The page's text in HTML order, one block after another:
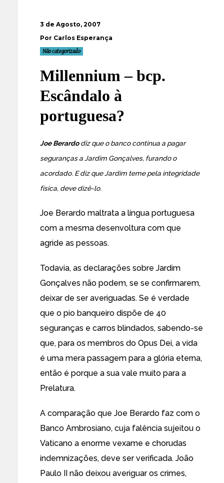
3 de Agosto, 2007
Por Carlos Esperança
Não categorizado
Millennium – bcp.
Escândalo à
portuguesa?
Joe Berardodiz que obancocontinua a pagar
seguranças a Jardim Gonçalves, furando o
acordado. E diz que Jardim teme pela integridade
física, deve dizê-lo.
Joe Berardo maltrata a língua portuguesa
com a mesma desenvoltura com que
agride as pessoas.
Todavia, as declarações sobre Jardim
Gonçalves não podem, se se confirmarem,
deixar de ser averiguadas. Se é verdade
que o pio banqueiro dispõe de 40
seguranças e carros blindados, sabendo-se
que, para os membros do Opus Dei, a vida
é uma mera passagem para a glória eterna,
então é porque a sua vale muito para a
Prelatura.
A comparação que Joe Berardo faz com o
Banco Ambrosiano, cuja falência sujeitou o
Vaticano a enorme vexame e chorudas
indemnizações, deve ser verificada. João
Paulo II não deixou averiguar os crimes,